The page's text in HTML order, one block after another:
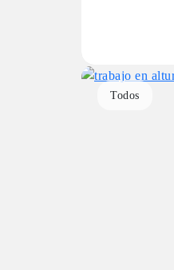
Todos